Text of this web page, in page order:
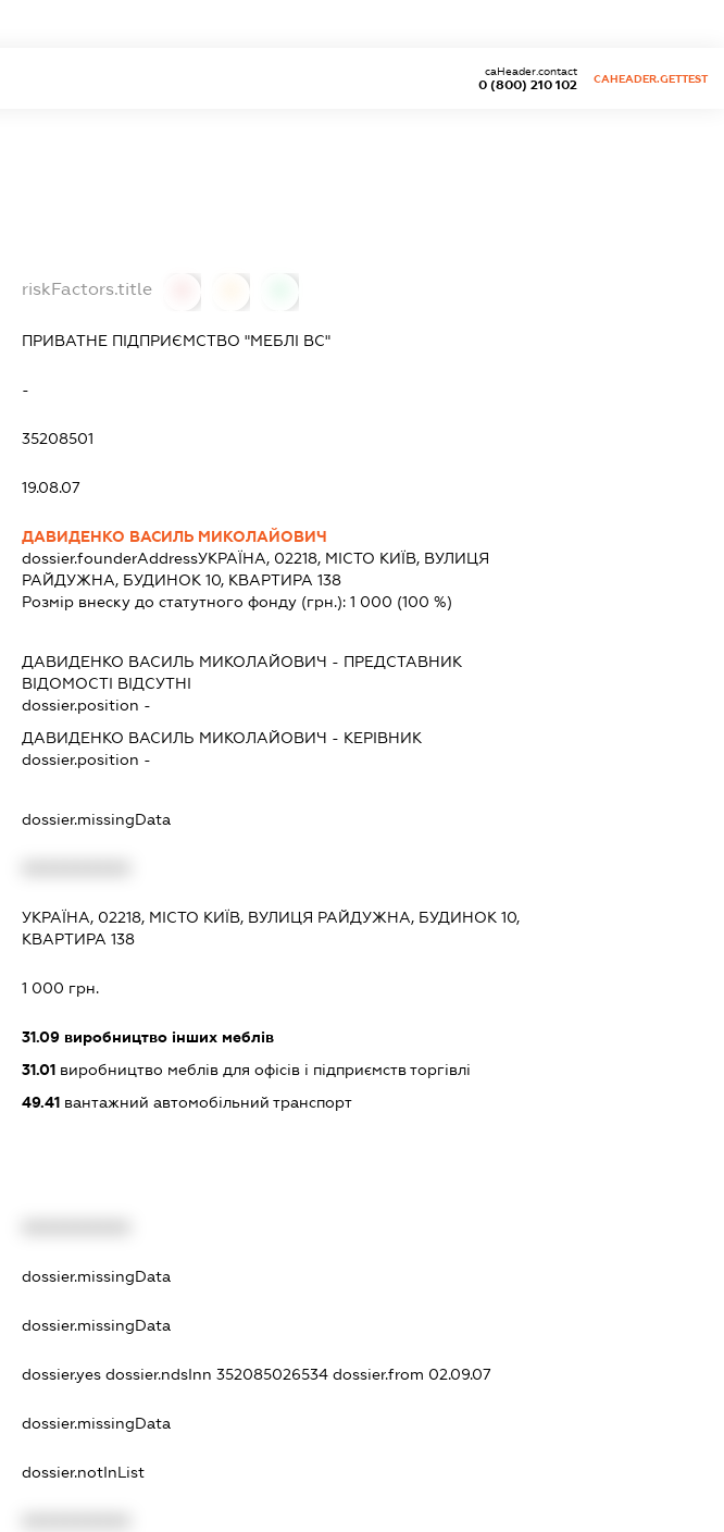
0 (800) 210 102
caHeader.contact
CAHEADER.GETTEST
riskFactors.title
ПРИВАТНЕ ПІДПРИЄМСТВО "МЕБЛІ ВС"
-
35208501
19.08.07
ДАВИДЕНКО ВАСИЛЬ МИКОЛАЙОВИЧ
dossier.founderAddressУКРАЇНА, 02218, МІСТО КИЇВ, ВУЛИЦЯ
РАЙДУЖНА, БУДИНОК 10, КВАРТИРА 138
Розмір внеску до статутного фонду (грн.): 1 000 (100 %)
ДАВИДЕНКО ВАСИЛЬ МИКОЛАЙОВИЧ - ПРЕДСТАВНИК
ВІДОМОСТІ ВІДСУТНІ
dossier.position -
ДАВИДЕНКО ВАСИЛЬ МИКОЛАЙОВИЧ - КЕРІВНИК
dossier.position -
dossier.missingData
УКРАЇНА, 02218, МІСТО КИЇВ, ВУЛИЦЯ РАЙДУЖНА, БУДИНОК 10,
КВАРТИРА 138
1 000 грн.
31.09виробництво інших меблів
31.01виробництво меблів для офісів і підприємств торгівлі
49.41вантажний автомобільний транспорт
dossier.missingData
dossier.missingData
dossier.yes dossier.ndsInn 352085026534 dossier.from 02.09.07
dossier.missingData
dossier.notInList